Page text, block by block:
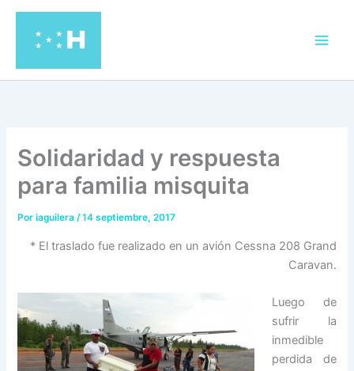
contenido
Solidaridad y respuesta
para familia misquita
Poriaguilera/14 septiembre, 2017
* El traslado fue realizado en un avión Cessna 208 Grand
Caravan.
Luego de
sufrir la
inmedible
perdida de